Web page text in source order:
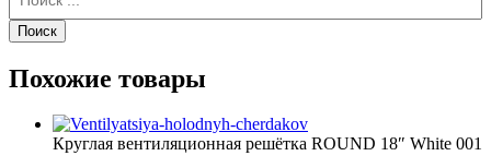
Похожие товары
Круглая вентиляционная решётка ROUND 18″ White 001